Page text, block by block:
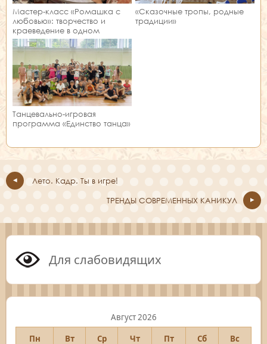
Мастер‑класс «Ромашка с
любовью»: творчество и
краеведение в одном
занятии!
«Сказочные тропы, родные
традиции»
Танцевально-игровая
программа «Единство танца»
Лето. Кадр. Ты в игре!
ТРЕНДЫ СОВРЕМЕННЫХ КАНИКУЛ
Для слабовидящих
Август 2026
Пн
Вт Ср Чт Пт Сб Вс